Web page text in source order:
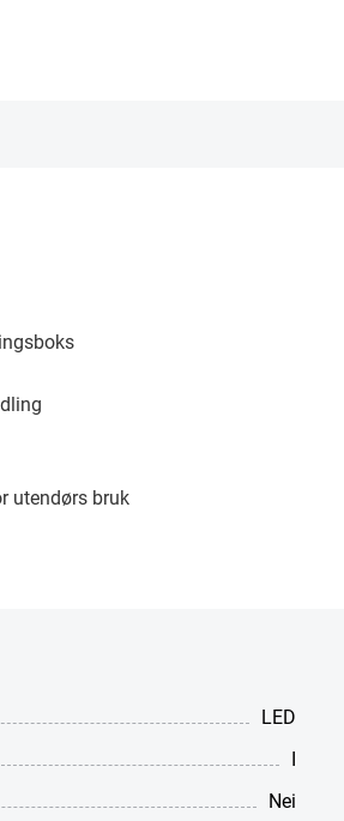
utendørs bruk
LED
I
Nei